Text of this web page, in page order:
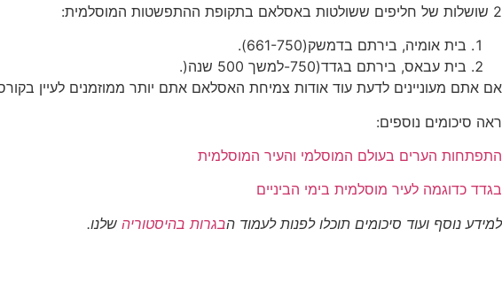
2 שושלות של חליפים ששולטות באסלאם בתקופת ההתפשטות המוסלמית:
בית אומיה, בירתם בדמשק(661-750).
בית עבאס, בירתם בגדד(750-למשך 500 שנה(.
אם אתם מעוניינים לדעת עוד אודות צמיחת האסלאם אתם יותר ממוזמנים לעיין
ראה סיכומים נוספים:
התפתחות הערים בעולם המוסלמי והעיר המוסלמית
בגדד כדוגמה לעיר מוסלמית בימי הביניים
למידע נוסף ועוד סיכומים תוכלו לפנות לעמוד הבגרות בהיסטוריה שלנו.